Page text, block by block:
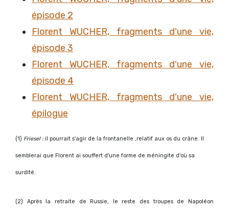
épisode 2
Florent WUCHER, fragments d'une vie,
épisode 3
Florent WUCHER, fragments d'une vie,
épisode 4
Florent WUCHER, fragments d'une vie,
épilogue
(1) Friesel : il pourrait s'agir de la frontanelle ,relatif aux os du crâne. Il
semblerai que Florent ai souffert d'une forme de méningite d'où sa
surdité.
(2) Après la retraite de Russie, le reste des troupes de Napoléon